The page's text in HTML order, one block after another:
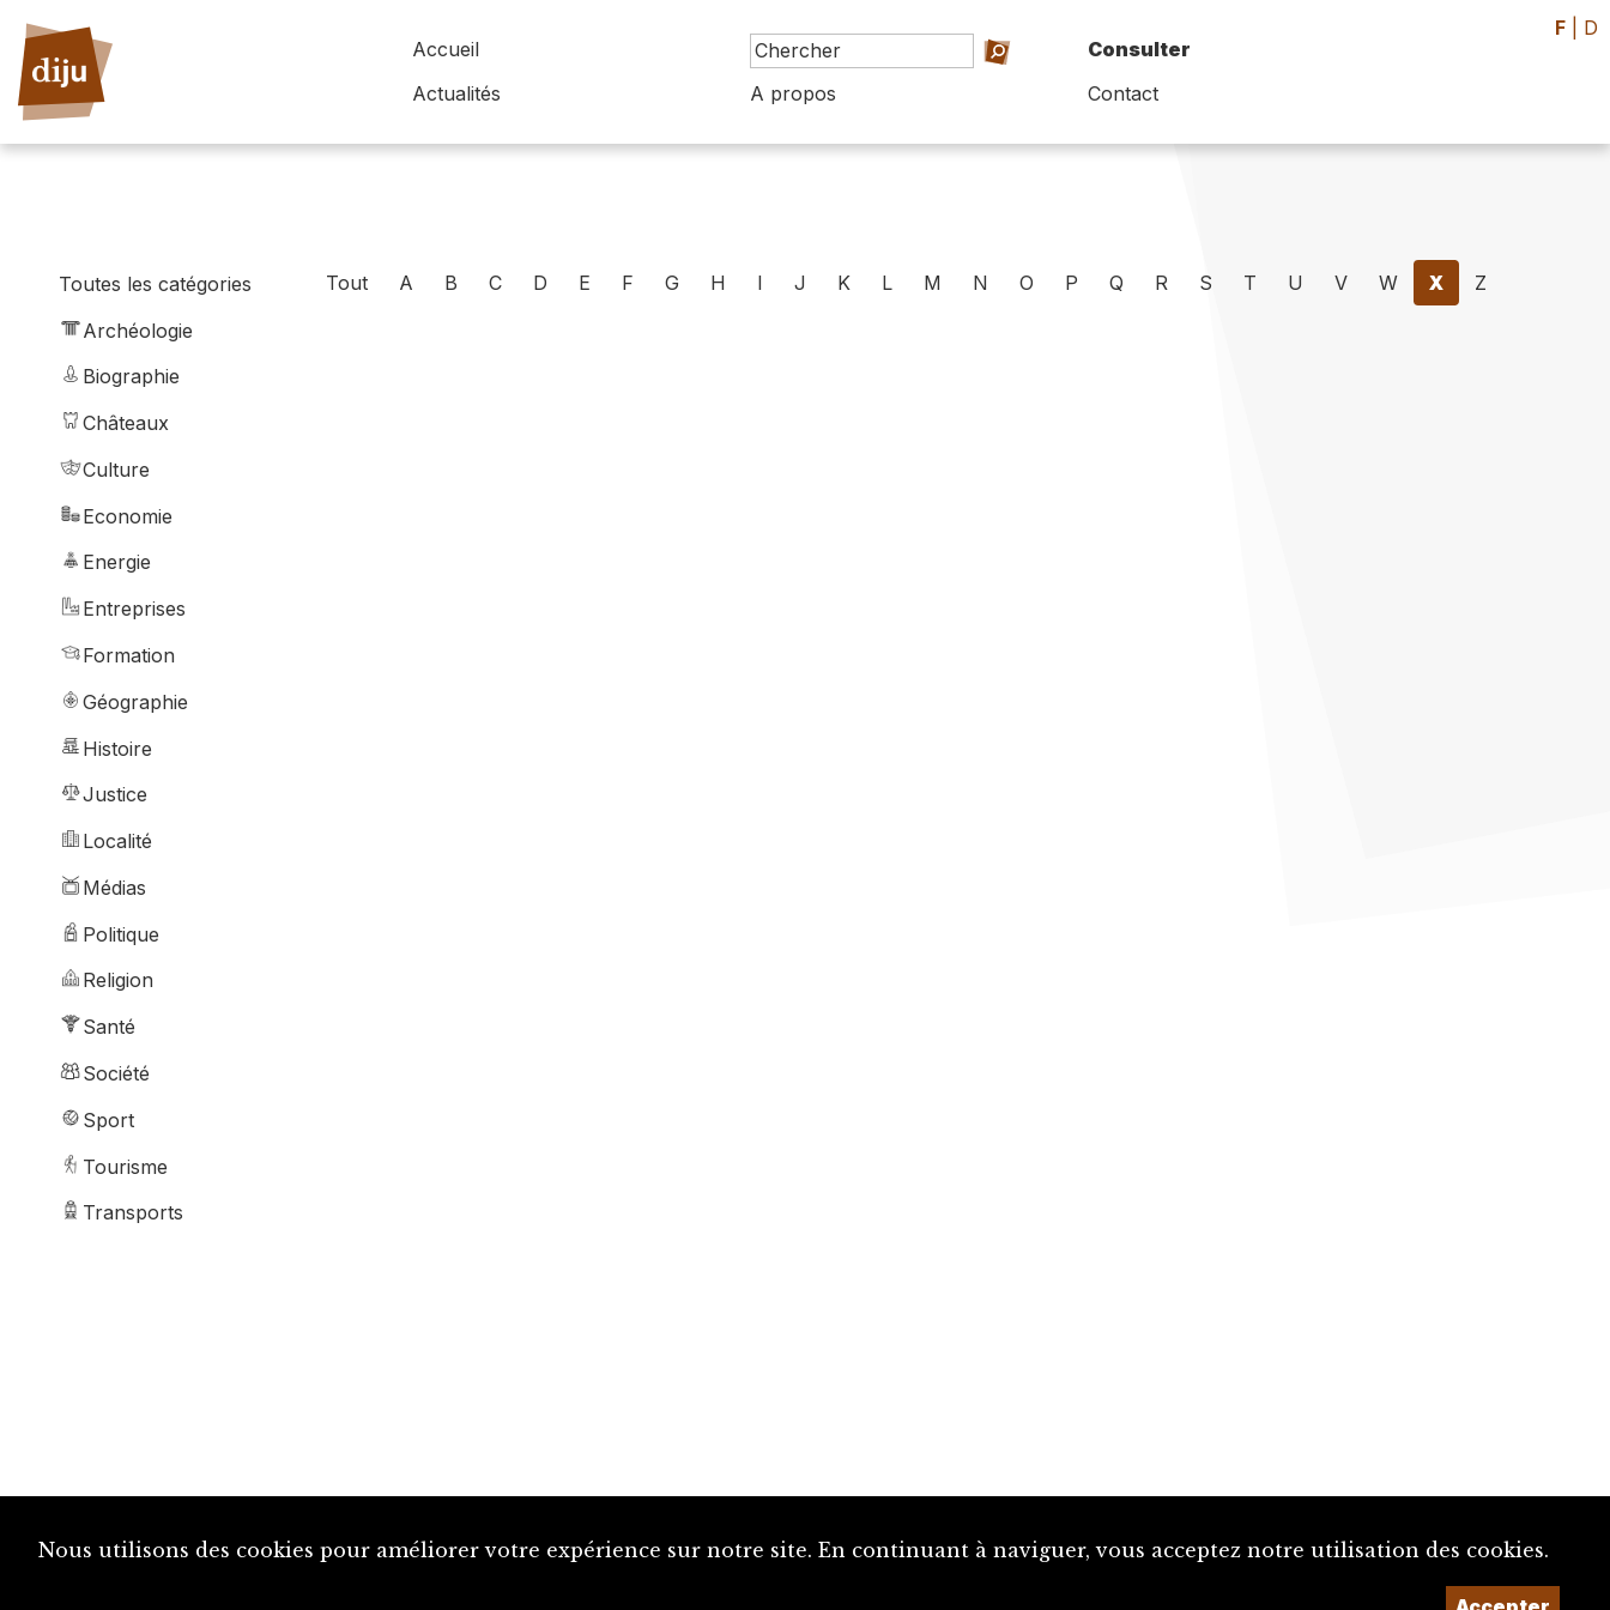
Accueil
Consulter
Actualités
A propos Contact
F D
Toutes les catégories
Archéologie
Biographie
Châteaux
Culture
Economie
Energie
Entreprises
Formation
Géographie
Histoire
Justice
Localité
Médias
Politique
Religion
Santé
Société
Sport
Tourisme
Transports
Tout A B C D E F G H I J K L M N O P Q R S T U V W X Z
Nous utilisons des cookies pour améliorer votre expérience sur notre site. En continuant à naviguer, vous acceptez notre utilisation des cookies.